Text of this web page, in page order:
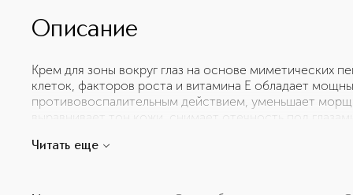
Описание
Крем для зоны вокруг глаз на основе миметических
клеток, факторов роста и витамина Е обладает
противовоспалительным действием, уменьшает
выравнивает тон кожи, снимает отечность под
разработано с использованием технологии
Читать еще